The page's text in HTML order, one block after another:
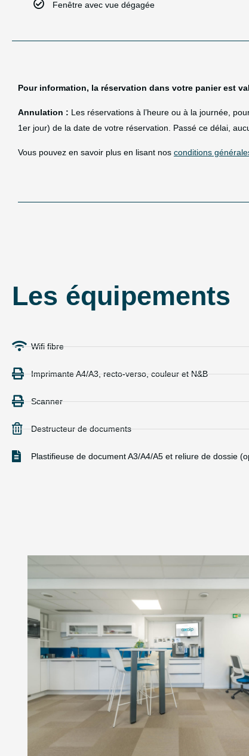
Fenêtre avec vue dégagée
Pour information, la réservation dans votre panier est
Annulation : Les réservations à l’heure ou à la journée,
1er jour) de la date de votre réservation. Passé ce délai,
Vous pouvez en savoir plus en lisant nos conditions
Les équipements
Wifi fibre
Imprimante A4/A3, recto-verso, couleur et N&B
Scanner
Destructeur de documents
Plastifieuse de document A3/A4/A5 et reliure de dossie